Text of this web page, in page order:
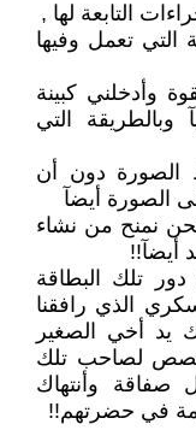
التابعة لها ,
التي تعمل وفيها
وأدخلني كبينة
وبالطريقة التي
الصورة دون أن
الصورة أيضآ
نمنح من نشاء
أيضآ!!
تلك البطاقة
الذي رافقنا
يد أخي الصغير
لصاحب تلك
صفاقة وأنتهاك
في حضرتهم!!